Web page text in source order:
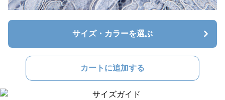
サイズ・カラーを選ぶ
カートに追加する